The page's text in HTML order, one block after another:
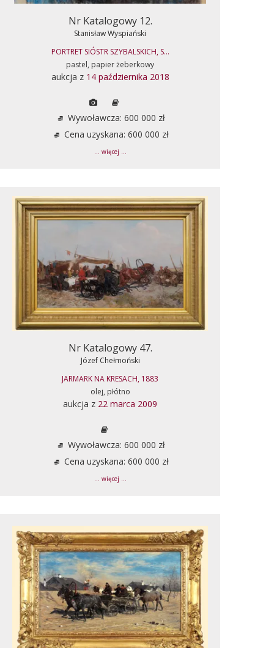
Nr Katalogowy 12.
Stanisław Wyspiański
PORTRET SIÓSTR SZYBALSKICH, S...
pastel, papier żeberkowy
aukcja z 14 października 2018
Wywoławcza: 600 000 zł
Cena uzyskana: 600 000 zł
... więcej ...
Nr Katalogowy 47.
Józef Chełmoński
JARMARK NA KRESACH, 1883
olej, płótno
aukcja z 22 marca 2009
Wywoławcza: 600 000 zł
Cena uzyskana: 600 000 zł
... więcej ...